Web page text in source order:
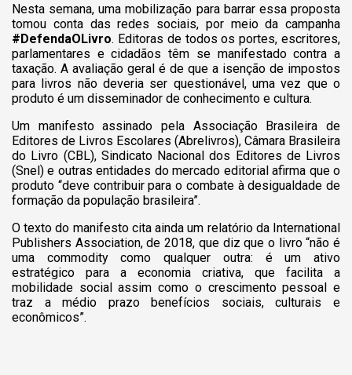
Nesta semana, uma mobilização para barrar essa proposta
tomou conta das redes sociais, por meio da campanha
#DefendaOLivro. Editoras de todos os portes, escritores,
parlamentares e cidadãos têm se manifestado contra a
taxação. A avaliação geral é de que a isenção de impostos
para livros não deveria ser questionável, uma vez que o
produto é um disseminador de conhecimento e cultura.
Um manifesto assinado pela Associação Brasileira de
Editores de Livros Escolares (Abrelivros), Câmara Brasileira
do Livro (CBL), Sindicato Nacional dos Editores de Livros
(Snel) e outras entidades do mercado editorial afirma que o
produto “deve contribuir para o combate à desigualdade de
formação da população brasileira”.
O texto do manifesto cita ainda um relatório da International
Publishers Association, de 2018, que diz que o livro “não é
uma commodity como qualquer outra: é um ativo
estratégico para a economia criativa, que facilita a
mobilidade social assim como o crescimento pessoal e
traz a médio prazo benefícios sociais, culturais e
econômicos”.